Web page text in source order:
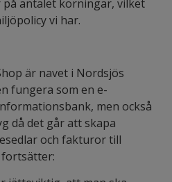
på antalet körningar, vilket
vi har.
är navet i Nordsjös
fungera som en e-
men också
då det går att skapa
och fakturor till
fortsätter: